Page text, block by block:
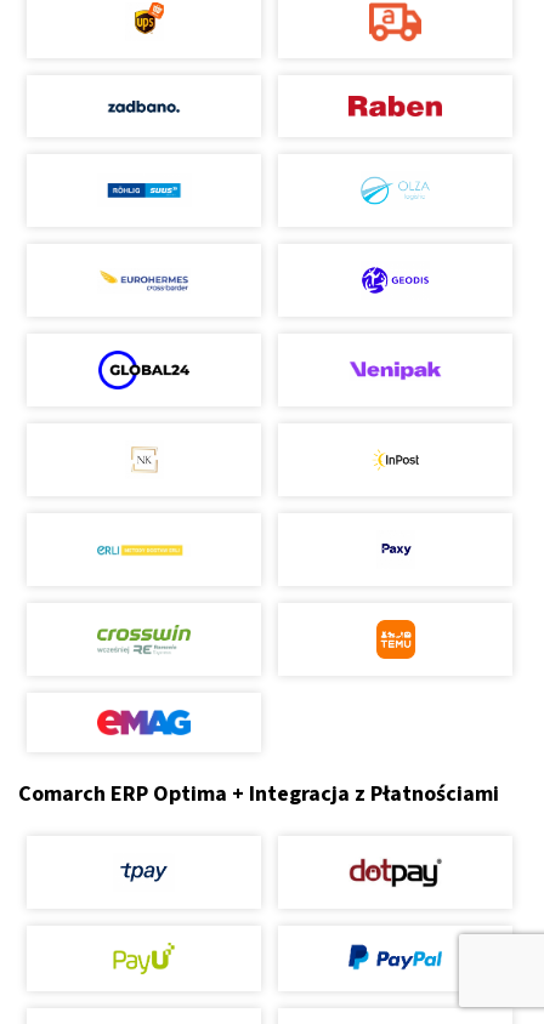
Comarch ERP Optima + Integracja z Płatnościami